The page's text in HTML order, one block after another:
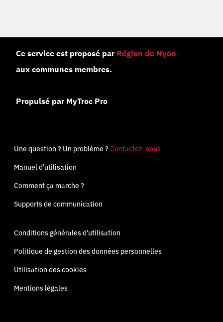
Ce service est proposé par Région de Nyon
aux communes membres.
Propulsé par MyTroc Pro
Une question ? Un problème ?Contactez-nous
Manuel d'utilisation
Comment ça marche ?
Supports de communication
Conditions générales d'utilisation
Politique de gestion des données personnelles
Utilisation des cookies
Mentions légales